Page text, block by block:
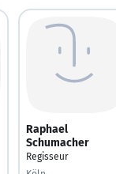
Raphael
Schumacher
Regisseur